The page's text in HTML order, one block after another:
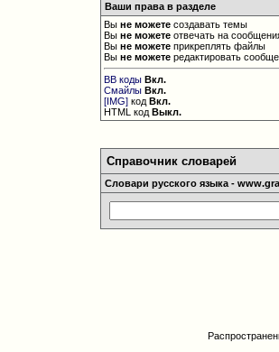
Ваши права в разделе
Выне можете создавать темы
Выне можете отвечать на
Выне можете прикреплять файлы
Выне можете редактировать
BB коды Вкл.
Смайлы Вкл.
[IMG] кодВкл.
HTML кодВыкл.
Справочник словарей
Словари русского языка -